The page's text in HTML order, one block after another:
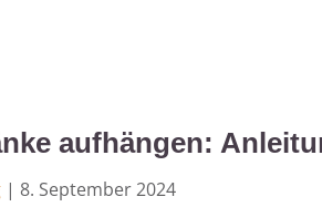
aufhängen:
| 8. September 2024